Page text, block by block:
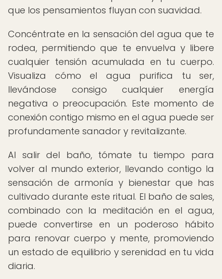
que los pensamientos fluyan con suavidad.
Concéntrate en la sensación del agua que te
rodea, permitiendo que te envuelva y libere
cualquier tensión acumulada en tu cuerpo.
Visualiza cómo el agua purifica tu ser,
llevándose consigo cualquier energía
negativa o preocupación. Este momento de
conexión contigo mismo en el agua puede ser
profundamente sanador y revitalizante.
Al salir del baño, tómate tu tiempo para
volver al mundo exterior, llevando contigo la
sensación de armonía y bienestar que has
cultivado durante este ritual. El baño de sales,
combinado con la meditación en el agua,
puede convertirse en un poderoso hábito
para renovar cuerpo y mente, promoviendo
un estado de equilibrio y serenidad en tu vida
diaria.